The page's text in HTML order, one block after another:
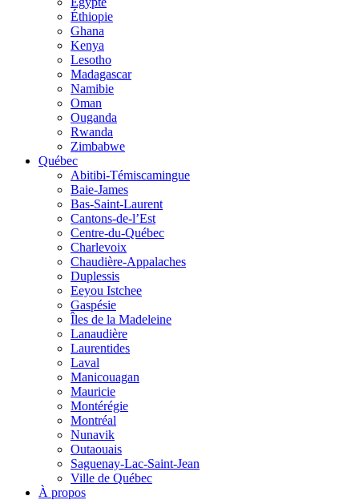
Éthiopie
Ghana
Kenya
Lesotho
Madagascar
Namibie
Oman
Ouganda
Rwanda
Zimbabwe
Québec
Abitibi-Témiscamingue
Baie-James
Bas-Saint-Laurent
Cantons-de-l’Est
Centre-du-Québec
Charlevoix
Chaudière-Appalaches
Duplessis
Eeyou Istchee
Gaspésie
Îles de la Madeleine
Lanaudière
Laurentides
Laval
Manicouagan
Mauricie
Montérégie
Montréal
Nunavik
Outaouais
Saguenay-Lac-Saint-Jean
Ville de Québec
À propos